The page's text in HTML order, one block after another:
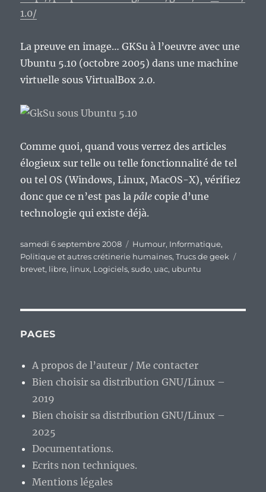
1.0/
La preuve en image… GKSu à l’oeuvre avec une
Ubuntu 5.10 (octobre 2005) dans une machine
virtuelle sous VirtualBox 2.0.
Comme quoi, quand vous verrez des articles
élogieux sur telle ou telle fonctionnalité de tel
ou tel OS (Windows, Linux, MacOS-X), vérifiez
donc que ce n’est pas lapâle copie d’une
technologie qui existe déjà.
Publié
le
samedi 6 septembre 2008 Catégories
Humour, Informatique,
Politique et autres crétinerie humaines,Trucs de geek
brevet, libre, linux, Logiciels,sudo, uac, ubuntu
PAGES
A propos de l’auteur / Me contacter
Bien choisir sa distribution GNU/Linux –
2019
Bien choisir sa distribution GNU/Linux –
2025
Documentations.
Ecrits non techniques.
Mentions légales